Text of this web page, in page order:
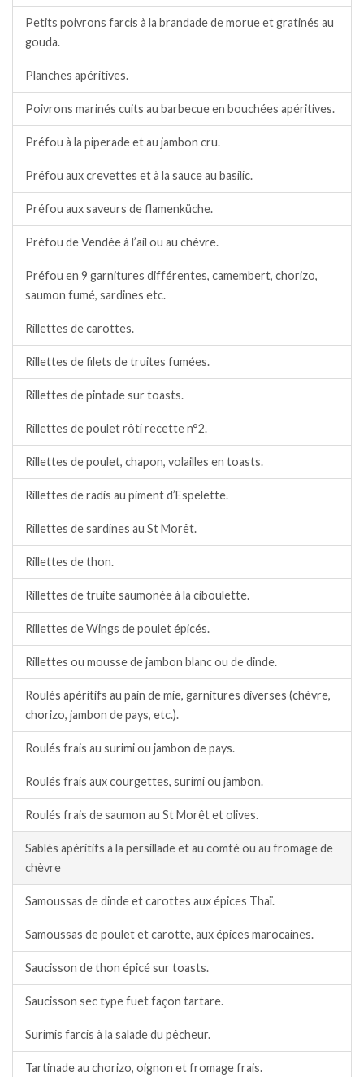
Petits poivrons farcis à la brandade de morue et gratinés au
gouda.
Planches apéritives.
Poivrons marinés cuits au barbecue en bouchées apéritives.
Préfou à la piperade et au jambon cru.
Préfou aux crevettes et à la sauce au basilic.
Préfou aux saveurs de flamenküche.
Préfou de Vendée à l’ail ou au chèvre.
Préfou en 9 garnitures différentes, camembert, chorizo,
saumon fumé, sardines etc.
Rillettes de carottes.
Rillettes de filets de truites fumées.
Rillettes de pintade sur toasts.
Rillettes de poulet rôti recette n°2.
Rillettes de poulet, chapon, volailles en toasts.
Rillettes de radis au piment d’Espelette.
Rillettes de sardines au St Morêt.
Rillettes de thon.
Rillettes de truite saumonée à la ciboulette.
Rillettes de Wings de poulet épicés.
Rillettes ou mousse de jambon blanc ou de dinde.
Roulés apéritifs au pain de mie, garnitures diverses (chèvre,
chorizo, jambon de pays, etc.).
Roulés frais au surimi ou jambon de pays.
Roulés frais aux courgettes, surimi ou jambon.
Roulés frais de saumon au St Morêt et olives.
Sablés apéritifs à la persillade et au comté ou au fromage de
chèvre
Samoussas de dinde et carottes aux épices Thaï.
Samoussas de poulet et carotte, aux épices marocaines.
Saucisson de thon épicé sur toasts.
Saucisson sec type fuet façon tartare.
Surimis farcis à la salade du pêcheur.
Tartinade au chorizo, oignon et fromage frais.